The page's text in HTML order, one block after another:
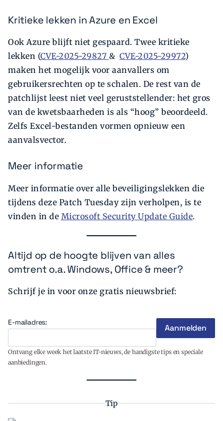
Kritieke lekken in Azure en Excel
Ook Azure blijft niet gespaard. Twee kritieke
lekken (CVE-2025-29827 & CVE-2025-29972)
maken het mogelijk voor aanvallers om
gebruikersrechten op te schalen. De rest van de
patchlijst leest niet veel geruststellender: het gros
van de kwetsbaarheden is als “hoog” beoordeeld.
Zelfs Excel-bestanden vormen opnieuw een
aanvalsvector.
Meer informatie
Meer informatie over alle beveiligingslekken die
tijdens deze Patch Tuesday zijn verholpen, is te
vinden in de Microsoft Security Update Guide.
Altijd op de hoogte blijven van alles
omtrent o.a. Windows, Office & meer?
Schrijf je in voor onze gratis nieuwsbrief:
E-mailadres:
Ontvang elke week het laatste IT-nieuws, de handigste tips en speciale
aanbiedingen.
Tip